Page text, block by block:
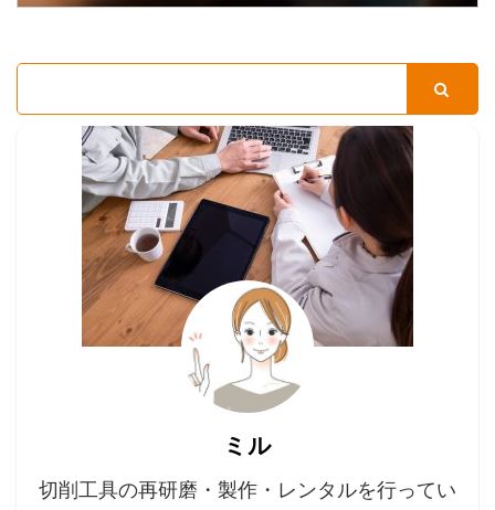
ミル
切削工具の再研磨・製作・レンタルを行ってい